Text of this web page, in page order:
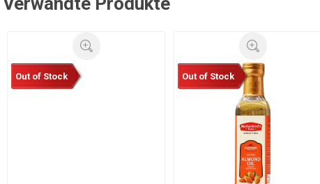
Out of Stock Out of Stock